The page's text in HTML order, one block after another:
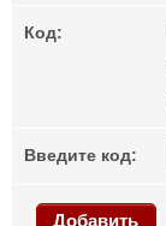
Код:
Введите код:
Добавить